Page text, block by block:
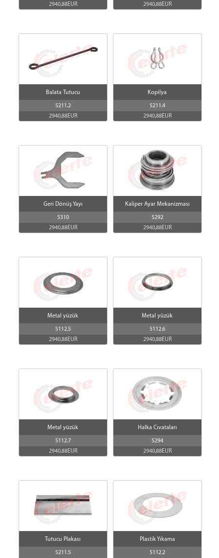
Valfler
NOX
2940,88EUR
2940,88EUR
Balata Tutucu
5211.2
2940,88EUR
Kopilya
5211.4
2940,88EUR
Geri Dönüş Yayı
5310
2940,88EUR
Kaliper Ayar Mekanizması
5292
2940,88EUR
Metal yüzük
5112.5
2940,88EUR
Metal yüzük
5112.6
2940,88EUR
Metal yüzük
5112.7
2940,88EUR
Halka Cıvataları
5294
2940,88EUR
Tutucu Plakası
5211.5
Plastik Yıkama
5112.2